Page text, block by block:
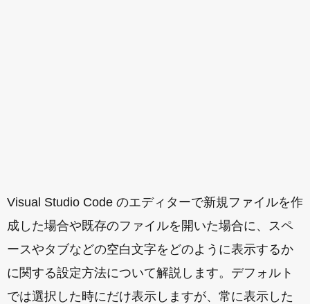
Visual Studio Code のエディターで新規ファイルを作
成した場合や既存のファイルを開いた場合に、スペ
ースやタブなどの空白文字をどのように表示するか
に関する設定方法について解説します。デフォルト
では選択した時にだけ表示しますが、常に表示した